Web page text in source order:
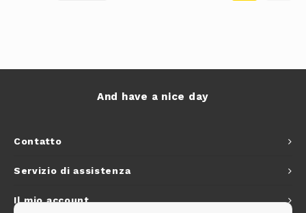
Contatto
And have a nice day
Servizio di assistenza
Il mio account